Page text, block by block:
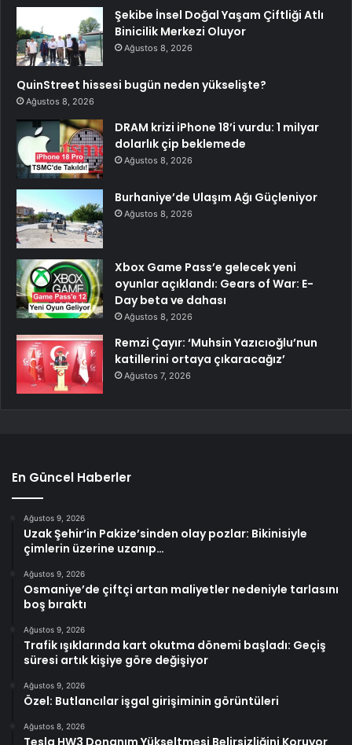
Şekibe İnsel Doğal Yaşam Çiftliği Atlı
Binicilik Merkezi Oluyor
Ağustos 8, 2026
QuinStreet hissesi bugün neden yükselişte?
Ağustos 8, 2026
DRAM krizi iPhone 18’i vurdu: 1 milyar
dolarlık çip beklemede
Ağustos 8, 2026
Burhaniye’de Ulaşım Ağı Güçleniyor
Ağustos 8, 2026
Xbox Game Pass’e gelecek yeni
oyunlar açıklandı: Gears of War: E-
Day beta ve dahası
Ağustos 8, 2026
Remzi Çayır: ‘Muhsin Yazıcıoğlu’nun
katillerini ortaya çıkaracağız’
Ağustos 7, 2026
En Güncel Haberler
Ağustos 9, 2026
Uzak Şehir’in Pakize’sinden olay pozlar: Bikinisiyle
çimlerin üzerine uzanıp…
Ağustos 9, 2026
Osmaniye’de çiftçi artan maliyetler nedeniyle tarlasını
boş bıraktı
Ağustos 9, 2026
Trafik ışıklarında kart okutma dönemi başladı: Geçiş
süresi artık kişiye göre değişiyor
Ağustos 9, 2026
Özel: Butlancılar işgal girişiminin görüntüleri
Ağustos 8, 2026